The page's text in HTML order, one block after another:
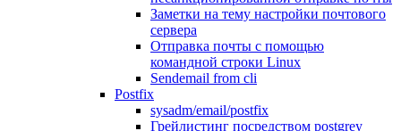
Заметки на тему настройки почтового
сервера
Отправка почты с помощью
командной строки Linux
Sendemail from cli
Postfix
sysadm/email/postfix
Грейлистинг посредством postgrey